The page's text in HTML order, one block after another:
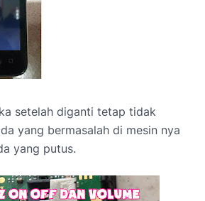
setelah diganti tetap tidak
yang bermasalah di mesin nya
yang putus.